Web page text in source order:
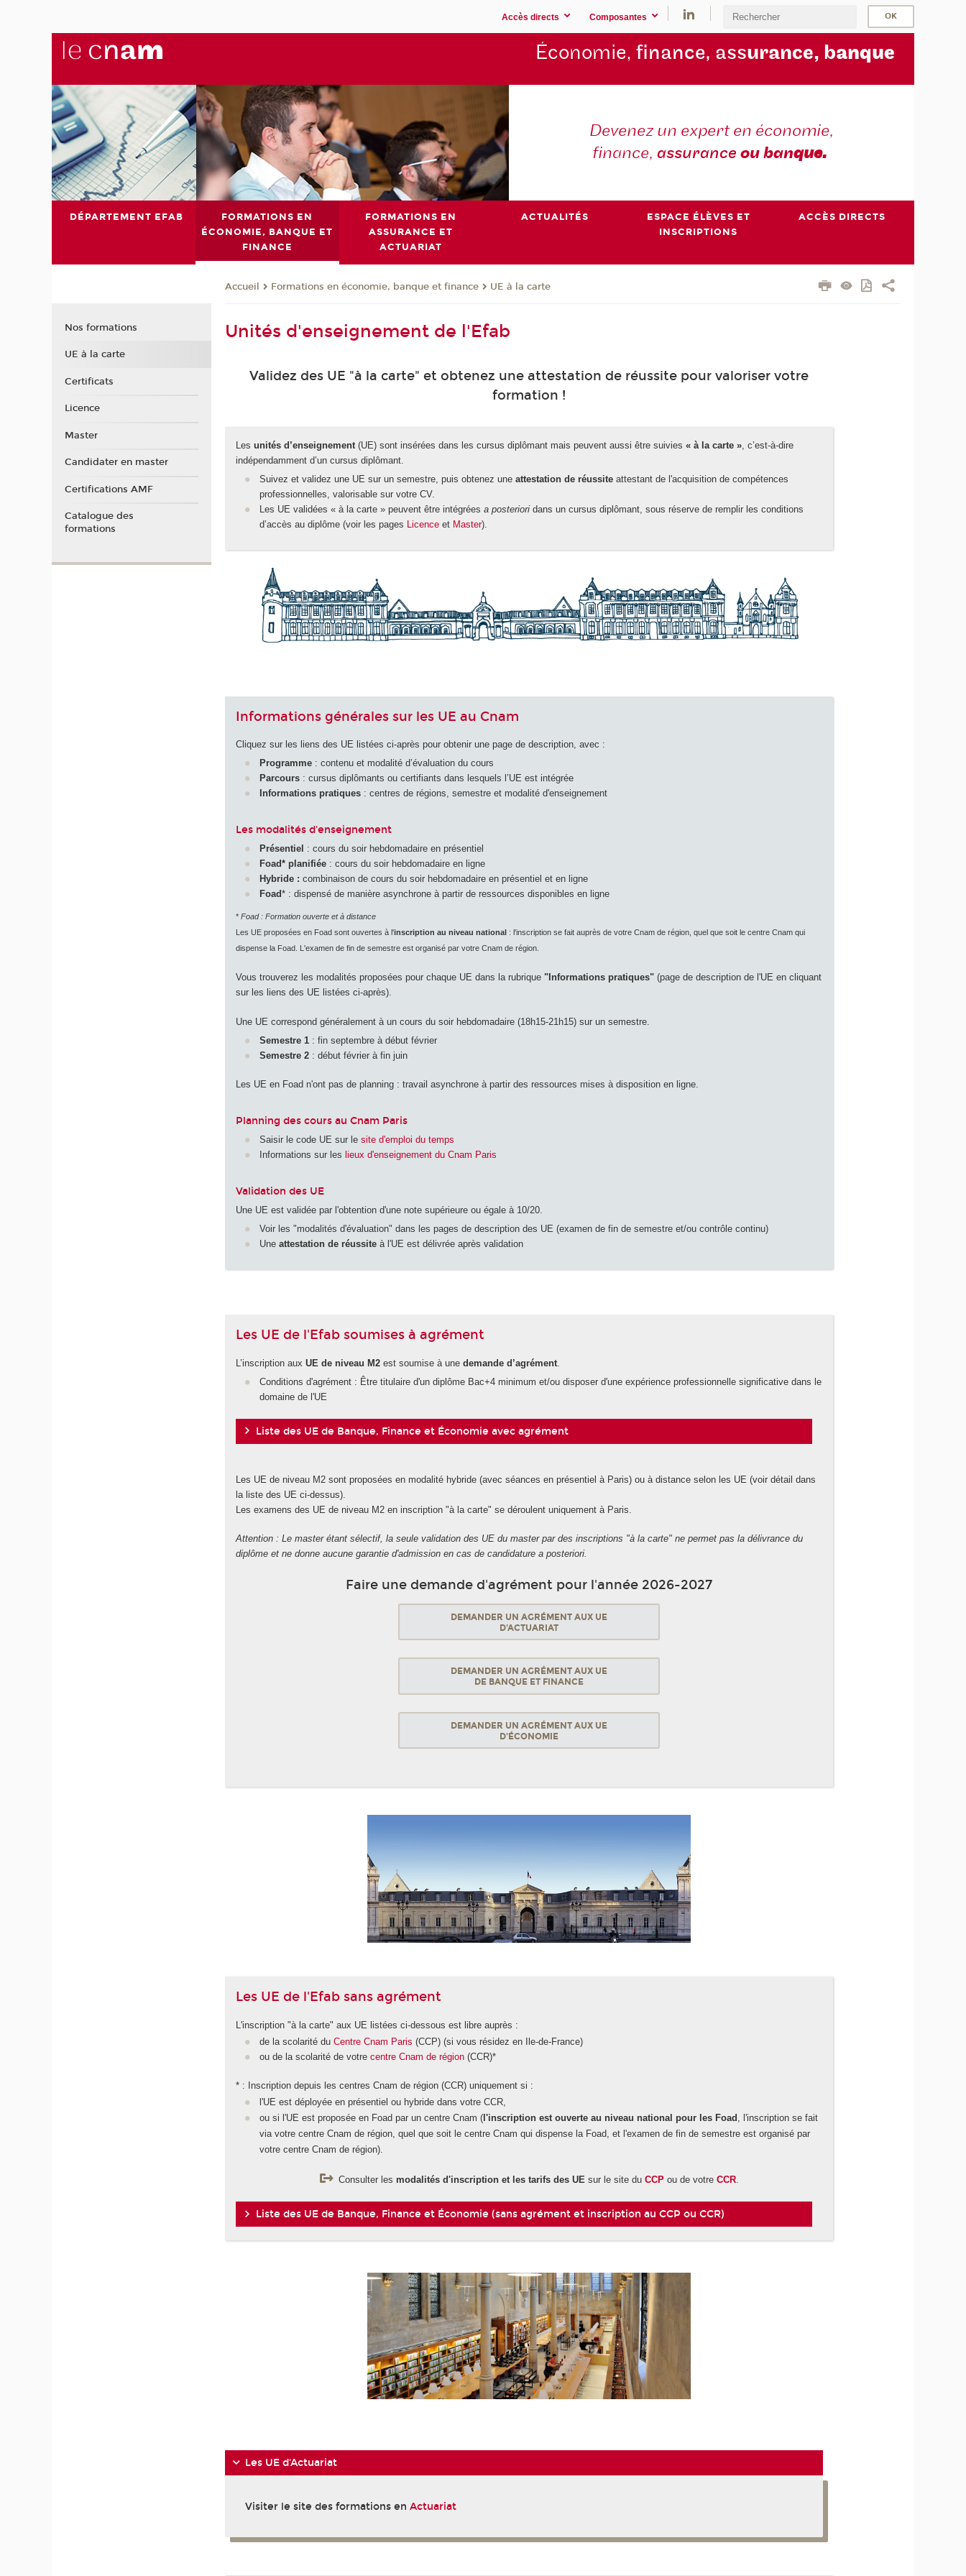
Accès directs Composantes
Économie, finance, assurance, banque
Devenez un expert en économie,
finance, assurance ou banque.
DÉPARTEMENT EFAB
FORMATIONS EN
ÉCONOMIE, BANQUE ET
FINANCE
FORMATIONS EN
ASSURANCE ET
ACTUARIAT
ACTUALITÉS
ESPACE ÉLÈVES ET
INSCRIPTIONS
ACCÈS DIRECTS
Accueil Formations en économie, banque et finance UE à la carte
Unités d'enseignement de l'Efab
Validez des UE "à la carte" et obtenez une attestation de réussite pour valoriser votre
formation !
Lesunités d’enseignement (UE) sont insérées dans les cursus diplômant mais peuvent aussi être suivies« à la carte » , c’est-à-dire
indépendamment d’un cursus diplômant.
Suivez et validez une UE sur un semestre, puis obtenez une attestation de réussiteattestant de l'acquisition de compétences
professionnelles, valorisable sur votre CV.
Les UE validées « à la carte » peuvent être intégrées a posterioridans un cursus diplômant, sous réserve de remplir les conditions
d’accès au diplôme (voir les pages Licence et Master).
Informations générales sur les UE au Cnam
Cliquez sur les liens des UE listées ci-après pour obtenir une page de description, avec :
Programme : contenu et modalité d’évaluation du cours
Parcours : cursus diplômants ou certifiants dans lesquels l’UE est intégrée
Informations pratiques: centres de régions, semestre et modalité d'enseignement
Les modalités d'enseignement
Présentiel : cours du soir hebdomadaire en présentiel
Foad*planifiée: cours du soir hebdomadaire en ligne
Hybride : combinaison de cours du soir hebdomadaire en présentiel et en ligne
Foad*: dispensé de manière asynchrone à partir de ressources disponibles en ligne
* Foad : Formation ouverte et à distance
Les UE proposées en Foad sont ouvertes à l'inscription au niveau national : l'inscription se fait auprès de votre Cnam de région, quel que soit le centre Cnam qui
dispense la Foad. L'examen de fin de semestre est organisé par votre Cnam de région.
Vous trouverez les modalités proposées pour chaque UE dans la rubrique "Informations pratiques" (page de description de l'UE en cliquant
sur les liens des UE listées ci-après).
Une UE correspond généralement à un cours du soir hebdomadaire (18h15-21h15) sur un semestre.
Semestre 1: fin septembre à début février
Semestre 2: début février à fin juin
Les UE en Foad n'ont pas de planning : travail asynchrone à partir des ressources mises à disposition en ligne.
Planning des cours au Cnam Paris
Saisir le code UE sur le site d'emploi du temps
Informations sur les lieux d'enseignement du Cnam Paris
Validation des UE
Une UE est validée par l'obtention d'une note supérieure ou égale à 10/20.
Voir les "modalités d'évaluation" dans les pages de description des UE (examen de fin de semestre et/ou contrôle continu)
Une attestation de réussiteà l'UE est délivrée après validation
Les UE de l'Efab soumises à agrément
L’inscription auxUE de niveau M2 est soumise à unedemande d’agrément
Conditions d'agrément : Être titulaire d'un diplôme Bac+4 minimum et/ou disposer d'une expérience professionnelle significative dans le
domaine de l'UE
Liste des UE de Banque, Finance et Économie avec agrément
Les UE de niveau M2 sont proposées en modalité hybride (avec séances en présentiel à Paris) ou à distance selon les UE (voir détail dans
la liste des UE ci-dessus).
Les examens des UE de niveau M2 en inscription "à la carte" se déroulent uniquement à Paris.
Attention : Le master étant sélectif, la seule validation des UE du master par des inscriptions "à la carte" ne permet pas la délivrance du
diplôme et ne donne aucune garantie d'admission en cas de candidature a posteriori.
Faire une demande d'agrément pour l'année 2026-2027
DEMANDER UN AGRÉMENT AUX UE
D'ACTUARIAT
DEMANDER UN AGRÉMENT AUX UE
DE BANQUE ET FINANCE
DEMANDER UN AGRÉMENT AUX UE
D'ÉCONOMIE
Les UE de l'Efab sans agrément
L'inscription "à la carte" aux UE listées ci-dessous est libre auprès :
de la scolarité du Centre Cnam Paris (CCP) (si vous résidez en Ile-de-France)
ou de la scolarité de votre centre Cnam de région(CCR)*
* : Inscription depuis les centres Cnam de région (CCR) uniquement si :
l'UE est déployée en présentiel ou hybride dans votre CCR,
ou si l'UE est proposée en Foad par un centre Cnam (l'inscription est ouverte au niveau national pour les Foad , l'inscription se fait
via votre centre Cnam de région, quel que soit le centre Cnam qui dispense la Foad, et l'examen de fin de semestre est organisé par
votre centre Cnam de région).
Consulter les modalités d'inscription et les tarifs des UEsur le site du CCPou de votre CCR.
Liste des UE de Banque, Finance et Économie (sans agrément et inscription au CCP ou CCR)
Les UE d'Actuariat
Visiter le site des formations enActuariat
Nos formations
UE à la carte
Certificats
Licence
Master
Candidater en master
Certifications AMF
Catalogue des
formations